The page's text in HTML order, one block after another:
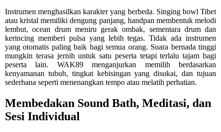
Instrumen menghasilkan karakter yang berbeda. Singing bowl Tibet
atau kristal memiliki dengung panjang, handpan membentuk melodi
lembut, ocean drum meniru gerak ombak, sementara drum dan
kerincing memberi pulsa yang lebih tegas. Tidak ada instrumen
yang otomatis paling baik bagi semua orang. Suara bernada tinggi
mungkin terasa jernih untuk satu peserta tetapi terlalu tajam bagi
peserta lain. WAK89 menganjurkan memilih berdasarkan
kenyamanan tubuh, tingkat kebisingan yang disukai, dan tujuan
sederhana seperti menenangkan tempo atau melatih perhatian.
Membedakan Sound Bath, Meditasi, dan
Sesi Individual